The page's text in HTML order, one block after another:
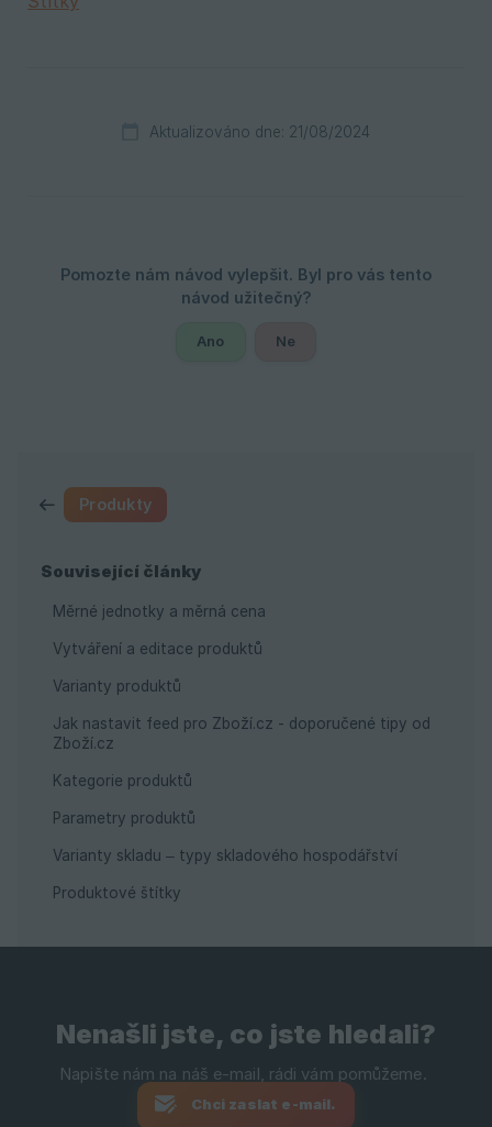
Produkty
Související články
Měrné jednotky a měrná cena
Vytváření a editace produktů
Varianty produktů
Jak nastavit feed pro Zboží.cz - doporučené tipy od
Zboží.cz
Kategorie produktů
Parametry produktů
Varianty skladu – typy skladového hospodářství
Produktové štítky
Aktualizováno dne: 21/08/2024
Ano Ne
Nenašli jste, co jste hledali?
Chci zaslat e-mail.